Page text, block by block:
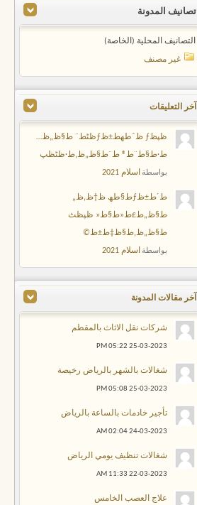
تصانيف المدونة
التصانيف المحلية (الخاصة)
غير مصنف
آخر التعليقات
ظپظƒ ظˆطھط±ظƒظٹط¨ ط§ظ„ظ…
ط·ط§ط¨ط® ط¨ط§ظ„ظ‚ط·ظٹظپ
بواسطة اسلام 2021
ط´ط±ظƒط§طھ ظ†ظ‚ظ„
ط§ظ„ط£ط«ط§ط« ظپظٹ
ط§ظ„ظ‚ط§ظ‡ط±ط©
بواسطة اسلام 2021
آخر مقالات المدونة
شركات نقل الاثاث بالمقطم
25-03-2023
05:22 PM
شغالات بالشهر بالرياض رخيصة
25-03-2023
05:08 PM
تأجير خادمات بالساعة بالرياض
24-03-2023
02:04 AM
شغالات تنظيف يومي الرياض
22-03-2023
11:33 AM
علاج العصب الخامس